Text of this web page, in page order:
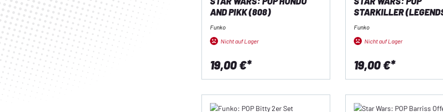
AND PIKK (808)
Funko
Nicht auf Lager
19,00 €*
STARKILLER
(755)
Funko
Nicht auf Lager
19,00 €*